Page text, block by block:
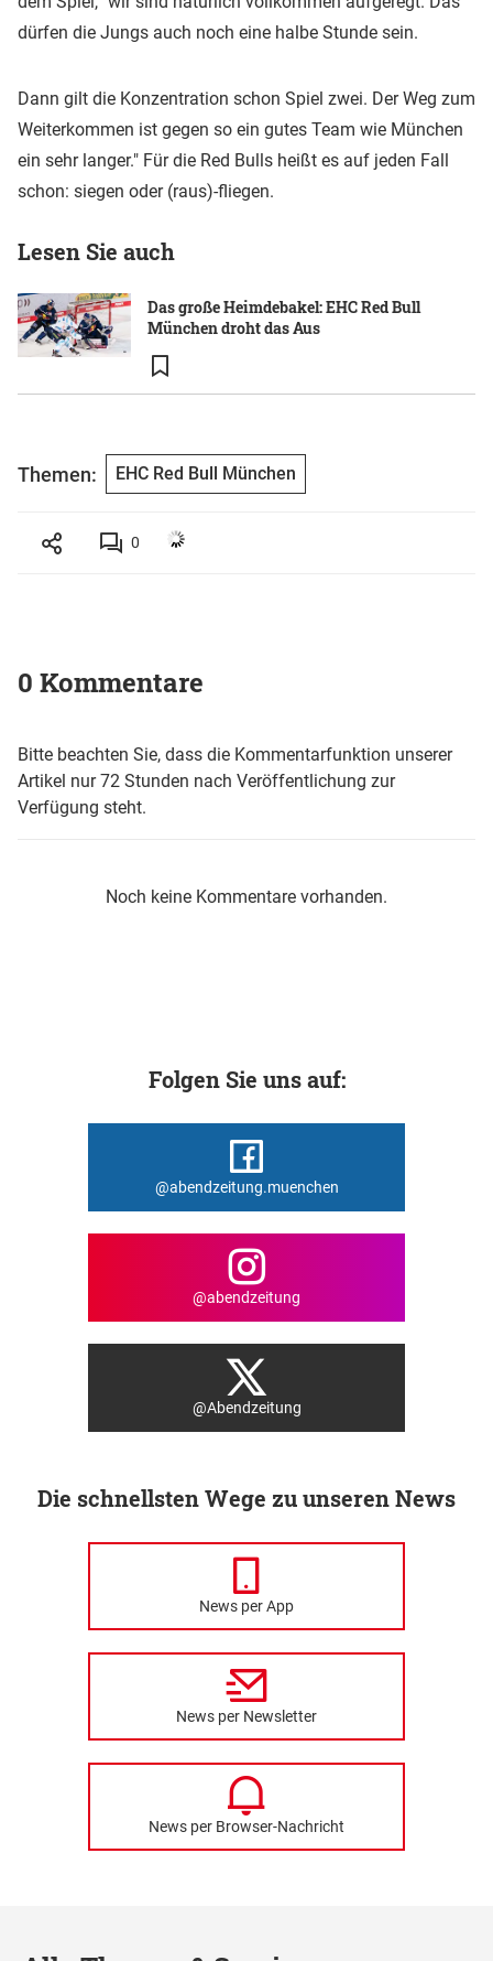
dürfen die Jungs auch noch eine halbe Stunde sein.
Dann gilt die Konzentration schon Spiel zwei. Der Weg zum
Weiterkommen ist gegen so ein gutes Team wie München
ein sehr langer." Für die Red Bulls heißt es auf jeden Fall
schon: siegen oder (raus)-fliegen.
Lesen Sie auch
Das große Heimdebakel: EHC Red Bull
München droht das Aus
Themen: EHC Red Bull München
0
0 Kommentare
Bitte beachten Sie, dass die Kommentarfunktion unserer
Artikel nur 72 Stunden nach Veröffentlichung zur
Verfügung steht.
Noch keine Kommentare vorhanden.
Folgen Sie uns auf:
@abendzeitung.muenchen
@abendzeitung
@Abendzeitung
Die schnellsten Wege zu unseren News
News per App
News per Newsletter
News per Browser-Nachricht